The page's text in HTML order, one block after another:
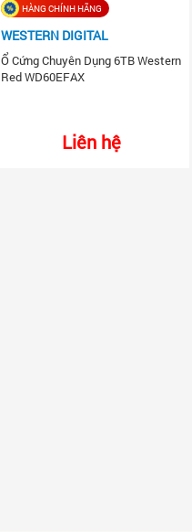
HÀNG CHÍNH HÃNG
WESTERN DIGITAL
Ổ Cứng Chuyên Dụng 6TB Western
Red WD60EFAX
Liên hệ